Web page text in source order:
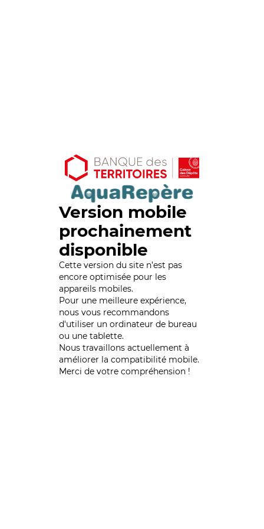
Version mobile
prochainement
disponible
Cette version du site n’est pas
encore optimisée pour les
appareils mobiles.
Pour une meilleure expérience,
nous vous recommandons
d'utiliser un ordinateur de bureau
ou une tablette.
Nous travaillons actuellement à
améliorer la compatibilité mobile.
Merci de votre compréhension !